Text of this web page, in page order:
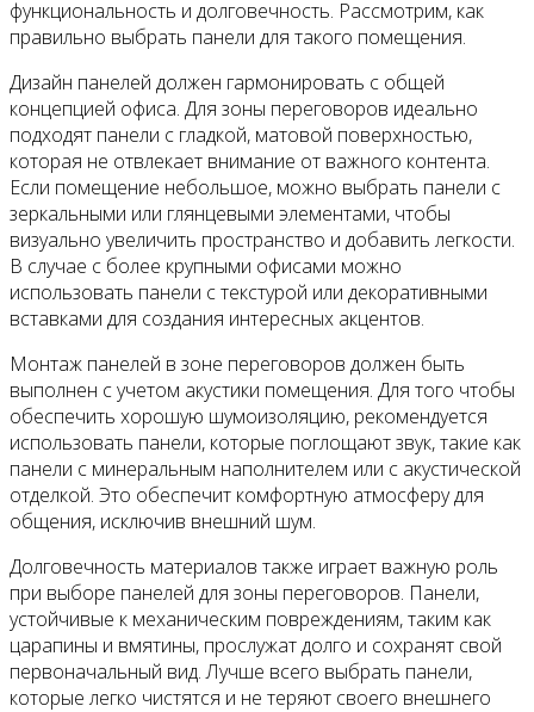
функциональность и долговечность. Рассмотрим, как
правильно выбрать панели для такого помещения.
Дизайн панелей должен гармонировать с общей
концепцией офиса. Для зоны переговоров идеально
подходят панели с гладкой, матовой поверхностью,
которая не отвлекает внимание от важного контента.
Если помещение небольшое, можно выбрать панели с
зеркальными или глянцевыми элементами, чтобы
визуально увеличить пространство и добавить легкости.
В случае с более крупными офисами можно
использовать панели с текстурой или декоративными
вставками для создания интересных акцентов.
Монтаж панелей в зоне переговоров должен быть
выполнен с учетом акустики помещения. Для того чтобы
обеспечить хорошую шумоизоляцию, рекомендуется
использовать панели, которые поглощают звук, такие как
панели с минеральным наполнителем или с акустической
отделкой. Это обеспечит комфортную атмосферу для
общения, исключив внешний шум.
Долговечность материалов также играет важную роль
при выборе панелей для зоны переговоров. Панели,
устойчивые к механическим повреждениям, таким как
царапины и вмятины, прослужат долго и сохранят свой
первоначальный вид. Лучше всего выбрать панели,
которые легко чистятся и не теряют своего внешнего